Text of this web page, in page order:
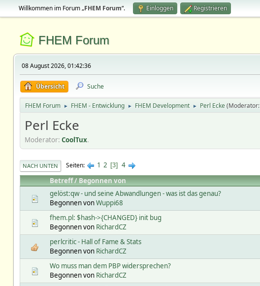
Willkommen im Forum „FHEM Forum“. Einloggen Registrieren
FHEM Forum
08 August 2026, 01:42:36
Übersicht Suche
FHEM Forum ► FHEM - Entwicklung ► FHEM Development ► Perl Ecke(Moderator:
Perl Ecke
Moderator: CoolTux.
NACH UNTEN Seiten 1 2 3
4
Betreff/Begonnen von
gelöst:qw - und seine Abwandlungen - was ist das genau?
Begonnen vonWuppi68
fhem.pl: $hash->{CHANGED} init bug
Begonnen von RichardCZ
perlcritic - Hall of Fame & Stats
Begonnen von RichardCZ
Wo muss man dem PBP widersprechen?
Begonnen von RichardCZ